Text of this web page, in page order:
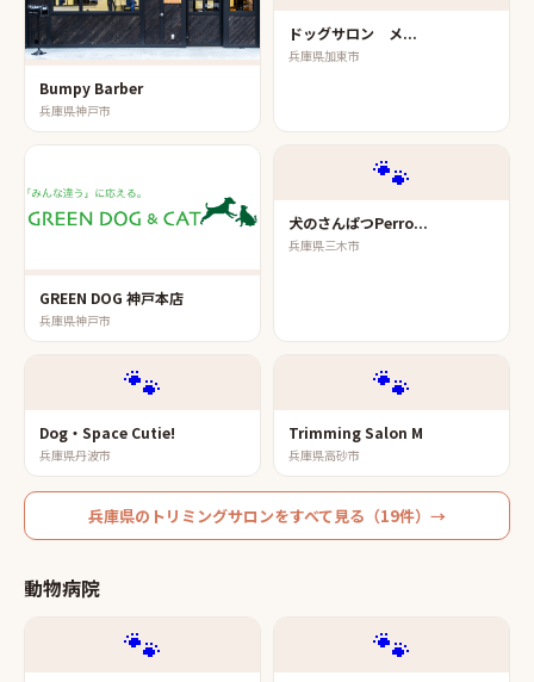
Bumpy Barber
兵庫県神戸市
ドッグサロン メ...
兵庫県加東市
GREEN DOG 神戸本店
兵庫県神戸市
🐾
犬のさんぱつPerro...
兵庫県三木市
🐾
Dog・Space Cutie!
兵庫県丹波市
🐾
Trimming Salon M
兵庫県高砂市
兵庫県の トリミングサロンをすべて見る（19件）→
動物病院
🐾 🐾